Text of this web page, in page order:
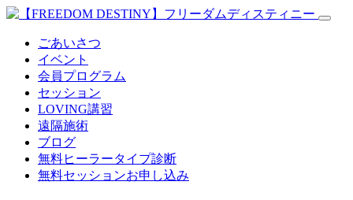
ごあいさつ
イベント
会員プログラム
セッション
LOVING講習
遠隔施術
ブログ
無料ヒーラータイプ診断
無料セッションお申し込み